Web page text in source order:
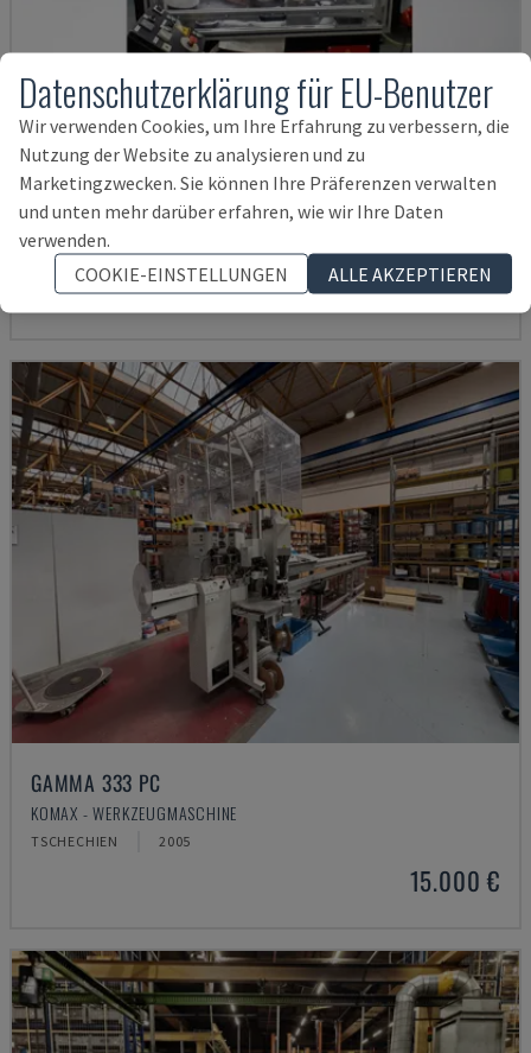
BLP 600/3S
MYLÄP - WERKZEUGMASCHINE
DEUTSCHLAND 2004 4.840 STD
11.000 €
GAMMA 333 PC
KOMAX - WERKZEUGMASCHINE
TSCHECHIEN 2005
15.000 €
Datenschutzerklärung für EU-Benutzer
Wir verwenden Cookies, um Ihre Erfahrung zu verbessern, die
Nutzung der Website zu analysieren und zu
Marketingzwecken. Sie können Ihre Präferenzen verwalten
und unten mehr darüber erfahren, wie wir Ihre Daten
verwenden.
COOKIE-EINSTELLUNGEN
ALLE AKZEPTIEREN